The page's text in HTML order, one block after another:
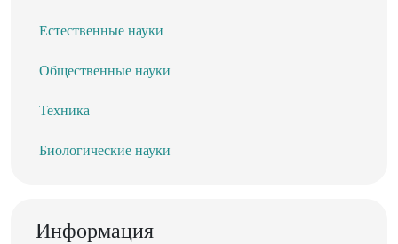
Естественные науки
Общественные науки
Техника
Биологические науки
Информация